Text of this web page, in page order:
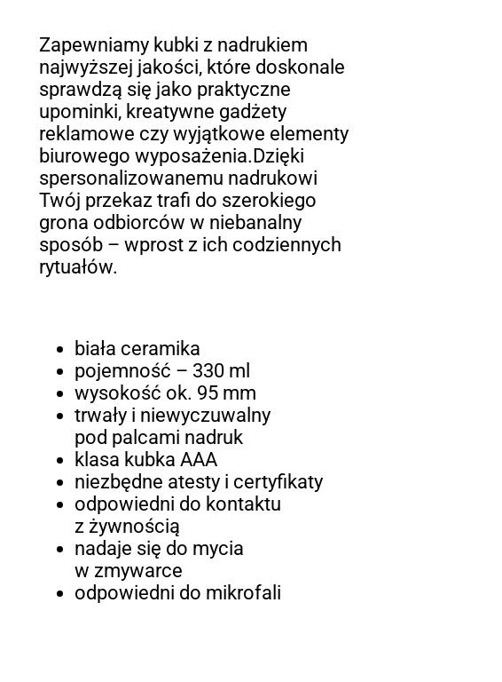
Zapewniamy kubki z nadrukiem
najwyższej jakości, które doskonale
sprawdzą się jako praktyczne
upominki, kreatywne gadżety
reklamowe czy wyjątkowe elementy
biurowego wyposażenia.Dzięki
spersonalizowanemu nadrukowi
Twój przekaz trafi do szerokiego
grona odbiorców w niebanalny
sposób – wprost z ich codziennych
rytuałów.
biała ceramika
pojemność – 330 ml
wysokość ok. 95 mm
trwały i niewyczuwalny
pod palcami nadruk
klasa kubka AAA
niezbędne atesty i certyfikaty
odpowiedni do kontaktu
z żywnością
nadaje się do mycia
w zmywarce
odpowiedni do mikrofali